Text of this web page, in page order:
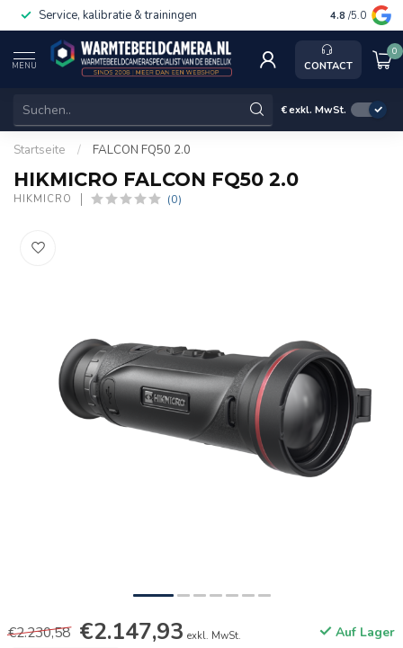
Service, kalibratie & trainingen 4.8 /5.0
MENU CONTACT
0
€exkl. MwSt.
Startseite / FALCON FQ50 2.0
HIKMICRO FALCON FQ50 2.0
HIKMICRO (0)
€2.230,58 €2.147,93 exkl. MwSt. Auf Lager